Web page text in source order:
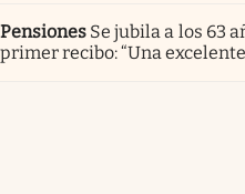
Pensiones Se jubila a los 63
primer recibo: “Una